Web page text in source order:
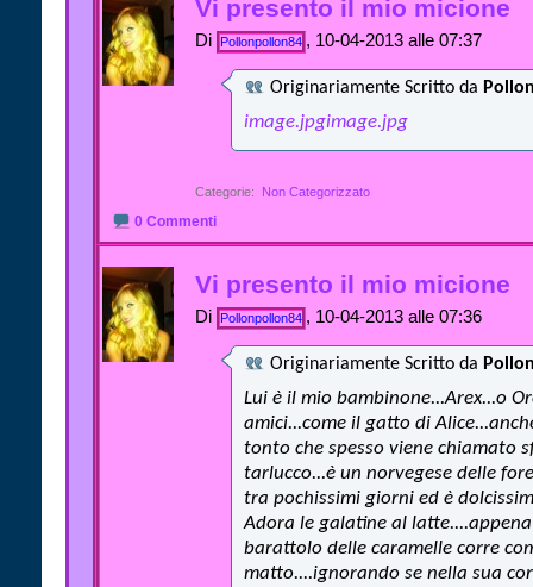
Vi presento il mio micione
Di Pollonpollon84 , 10-04-2013 alle 07:37
Originariamente Scritto da
image.jpgimage.jpg
Categorie Non Categorizzato
0 Commenti
Vi presento il mio micione
Di Pollonpollon84 , 10-04-2013 alle 07:36
Originariamente Scritto da
Lui è il mio bambinone...Arex...o
amici...come il gatto di
tonto che spesso viene chiamato
tarlucco...è un norvegese delle
tra pochissimi giorni ed è
Adora le galatine al
barattolo delle caramelle corre
matto....ignorando se nella sua